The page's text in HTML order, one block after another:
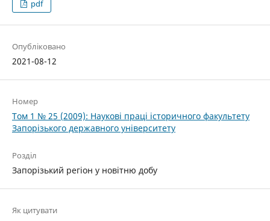
pdf
Опубліковано
2021-08-12
Номер
Том 1 № 25 (2009): Наукові праці історичного факультету
Запорізького державного університету
Розділ
Запорізький регіон у новітню добу
Як цитувати